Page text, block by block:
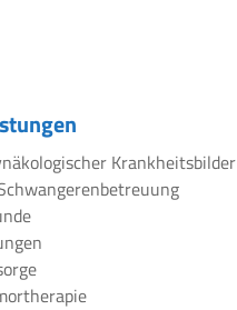
Krankheitsbilder